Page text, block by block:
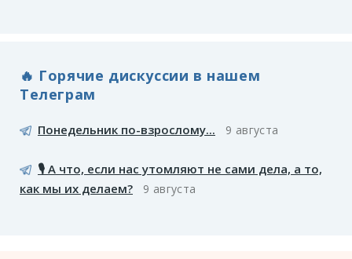
🔥 Горячие дискуссии в нашем
Телеграм
Понедельник по-взрослому... 9 августа
🎙️ А что, если нас утомляют не сами дела, а то,
как мы их делаем?
9 августа